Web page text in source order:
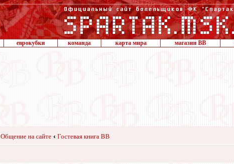
еврокубки команда карта мира магазин ВВ
Общение на сайте ‹ Гостевая книга ВВ